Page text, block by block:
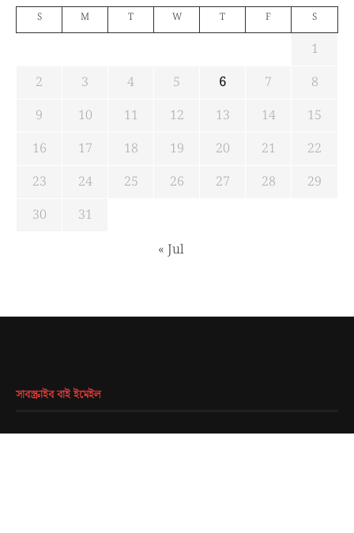
S M T W T F S
1
2
3 4 5 6 7
8
9
10 11 12 13 14
15
16
17 18 19 20 21
22
23
24 25 26 27 28
29
30
31
« Jul
সাবস্ক্রাইব বাই ইমেইল